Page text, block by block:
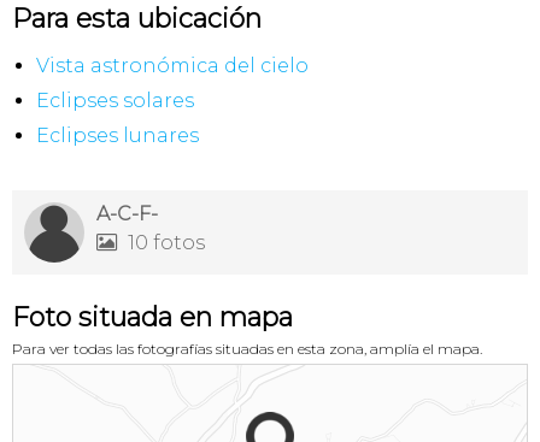
Para esta ubicación
Vista astronómica del cielo
Eclipses solares
Eclipses lunares
A-C-F-
 10 fotos
Foto situada en mapa
Para ver todas las fotografías situadas en esta zona, amplía el mapa.